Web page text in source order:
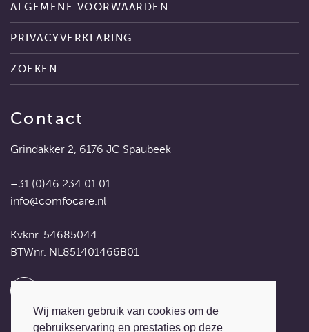
Wij maken gebruik van cookies om de
gebruikservaring en prestaties op deze
ALGEMENE VOORWAARDEN
PRIVACYVERKLARING
ZOEKEN
Contact
Grindakker 2, 6176 JC Spaubeek
+31 (0)46 234 01 01
info@comfocare.nl
Kvknr. 54685044
BTWnr. NL851401466B01